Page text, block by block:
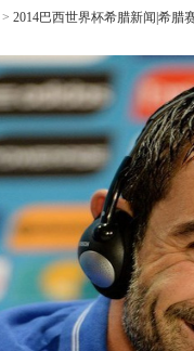
> 2014巴西世界杯希腊新闻|希腊